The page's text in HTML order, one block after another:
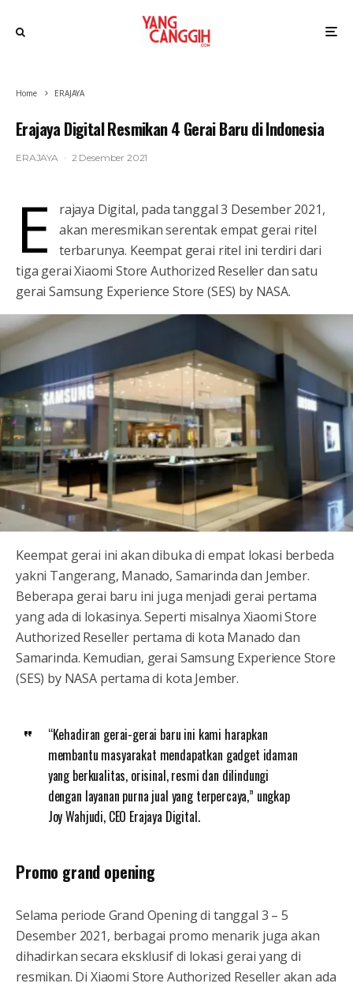
Home ERAJAYA
Erajaya Digital Resmikan 4 Gerai Baru di Indonesia
ERAJAYA · 2 Desember 2021
E
rajaya Digital, pada tanggal 3 Desember 2021,
akan meresmikan serentak empat gerai ritel
terbarunya. Keempat gerai ritel ini terdiri dari
tiga gerai Xiaomi Store Authorized Reseller dan satu
gerai Samsung Experience Store (SES) by NASA.
Keempat gerai ini akan dibuka di empat lokasi berbeda
yakni Tangerang, Manado, Samarinda dan Jember.
Beberapa gerai baru ini juga menjadi gerai pertama
yang ada di lokasinya. Seperti misalnya Xiaomi Store
Authorized Reseller pertama di kota Manado dan
Samarinda. Kemudian, gerai Samsung Experience Store
(SES) by NASA pertama di kota Jember.
“Kehadiran gerai-gerai baru ini kami harapkan
membantu masyarakat mendapatkan gadget idaman
yang berkualitas, orisinal, resmi dan dilindungi
dengan layanan purna jual yang terpercaya,” ungkap
Joy Wahjudi, CEO Erajaya Digital.
Promo grand opening
Selama periode Grand Opening di tanggal 3 – 5
Desember 2021, berbagai promo menarik juga akan
dihadirkan secara eksklusif di lokasi gerai yang di
resmikan. Di Xiaomi Store Authorized Reseller akan ada